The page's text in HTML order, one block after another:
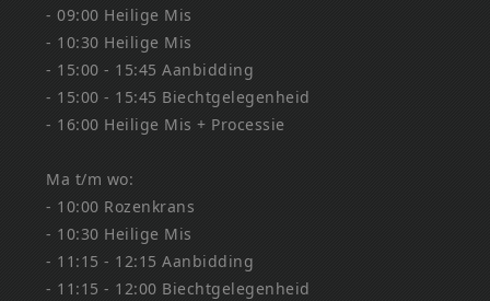
- 09:00 Heilige Mis
- 10:30 Heilige Mis
- 15:00 - 15:45 Aanbidding
- 15:00 - 15:45 Biechtgelegenheid
- 16:00 Heilige Mis + Processie
Ma t/m wo:
- 10:00 Rozenkrans
- 10:30 Heilige Mis
- 11:15 - 12:15 Aanbidding
- 11:15 - 12:00 Biechtgelegenheid